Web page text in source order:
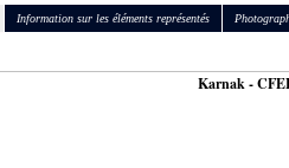
Information sur les éléments représentés